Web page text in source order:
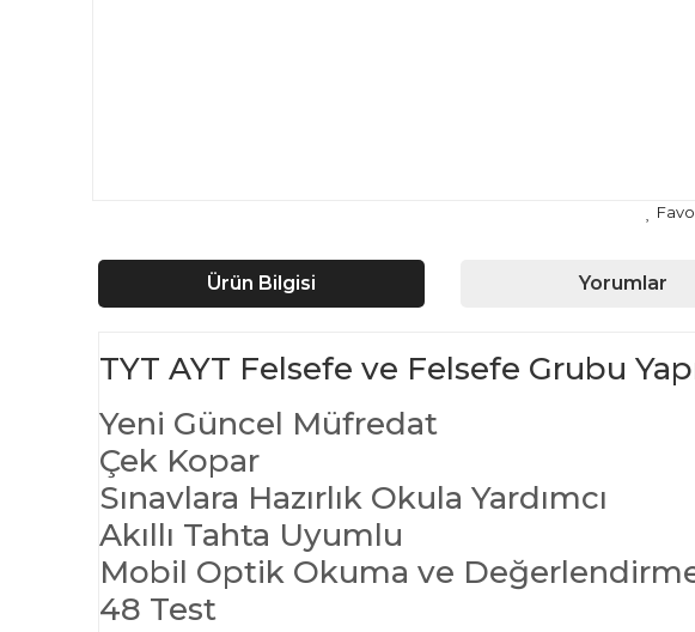
Ürün Bilgisi Yorumlar
TYT AYT Felsefe ve Felsefe Grubu
Yeni Güncel Müfredat
Çek Kopar
Sınavlara Hazırlık Okula Yardımcı
Akıllı Tahta Uyumlu
Mobil Optik Okuma ve
48 Test